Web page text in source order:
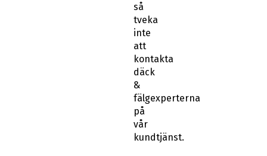
så
tveka
inte
att
kontakta
däck
&
fälgexperterna
på
vår
kundtjänst.